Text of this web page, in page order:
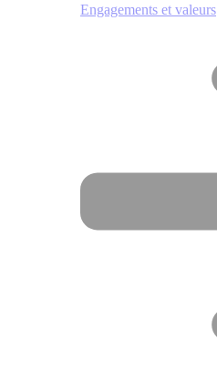
Engagements et valeurs